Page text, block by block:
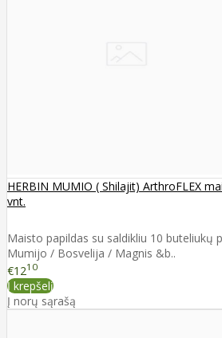
HERBIN MUMIO ( Shilajit) ArthroFLEX
vnt.
Maisto papildas su saldikliu 10 buteliukų
Mumijo / Bosvelija / Magnis &b..
€1210
Į krepšelį
Į norų sąrašą